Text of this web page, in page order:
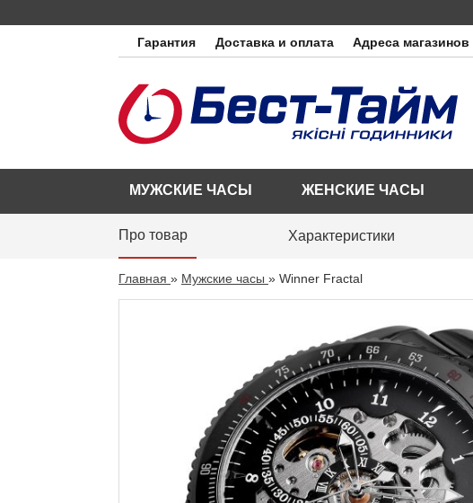
Гарантия Доставка и оплата Адреса магазинов
МУЖСКИЕ ЧАСЫ ЖЕНСКИЕ ЧАСЫ
Про товар Характеристики
Главная » Мужские часы » Winner Fractal